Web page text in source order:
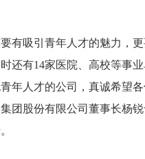
有吸引青年人才的魅力，
还有14家医院、高校等事
年人才的公司，真诚希望
团股份有限公司董事长杨